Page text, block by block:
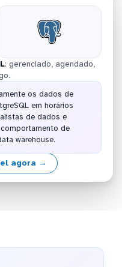
: gerenciado, agendado,
os dados de
em horários
de dados e
de
warehouse.
agora →